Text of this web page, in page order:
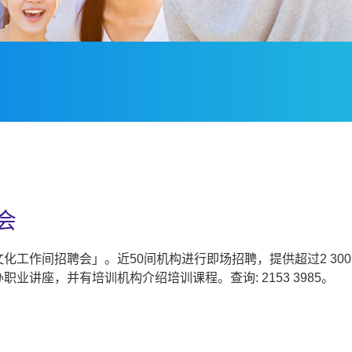
工作间招聘会」。近50间机构进行即场招聘，提供超过2
业讲座，并有培训机构介绍培训课程。查询: 2153 3985。